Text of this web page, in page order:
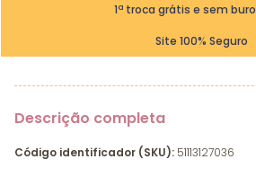
1ª troca grátis e sem
Site 100% Seguro
Descrição completa
Código identificador (SKU): 51113127036